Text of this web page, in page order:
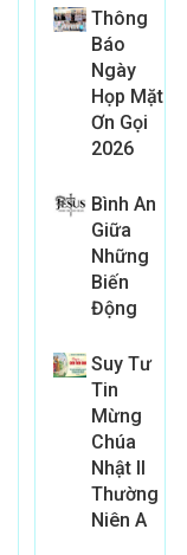
Thông
Báo
Ngày
Họp Mặt
Ơn Gọi
2026
Bình An
Giữa
Những
Biến
Động
Suy Tư
Tin
Mừng
Chúa
Nhật II
Thường
Niên A